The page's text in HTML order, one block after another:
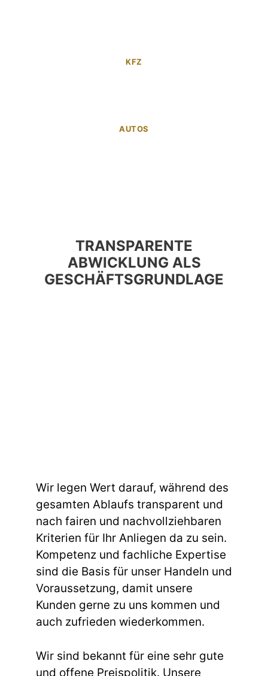
KFZ
AUTOS
TRANSPARENTE
ABWICKLUNG ALS
GESCHÄFTSGRUNDLAGE
Wir legen Wert darauf, während des
gesamten Ablaufs transparent und
nach fairen und nachvollziehbaren
Kriterien für Ihr Anliegen da zu sein.
Kompetenz und fachliche Expertise
sind die Basis für unser Handeln und
Voraussetzung, damit unsere
Kunden gerne zu uns kommen und
auch zufrieden wiederkommen.
Wir sind bekannt für eine sehr gute
und offene Preispolitik. Unsere